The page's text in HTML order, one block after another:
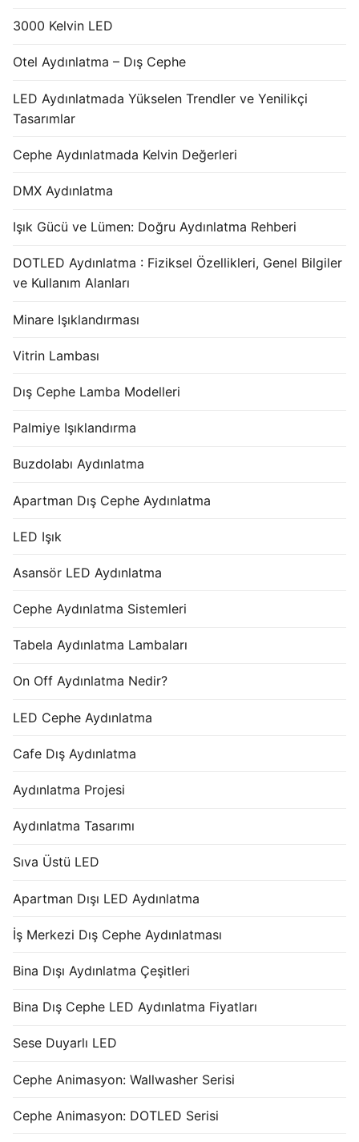
3000 Kelvin LED
Otel Aydınlatma – Dış Cephe
LED Aydınlatmada Yükselen Trendler ve Yenilikçi
Tasarımlar
Cephe Aydınlatmada Kelvin Değerleri
DMX Aydınlatma
Işık Gücü ve Lümen: Doğru Aydınlatma Rehberi
DOTLED Aydınlatma : Fiziksel Özellikleri, Genel Bilgiler
ve Kullanım Alanları
Minare Işıklandırması
Vitrin Lambası
Dış Cephe Lamba Modelleri
Palmiye Işıklandırma
Buzdolabı Aydınlatma
Apartman Dış Cephe Aydınlatma
LED Işık
Asansör LED Aydınlatma
Cephe Aydınlatma Sistemleri
Tabela Aydınlatma Lambaları
On Off Aydınlatma Nedir?
LED Cephe Aydınlatma
Cafe Dış Aydınlatma
Aydınlatma Projesi
Aydınlatma Tasarımı
Sıva Üstü LED
Apartman Dışı LED Aydınlatma
İş Merkezi Dış Cephe Aydınlatması
Bina Dışı Aydınlatma Çeşitleri
Bina Dış Cephe LED Aydınlatma Fiyatları
Sese Duyarlı LED
Cephe Animasyon: Wallwasher Serisi
Cephe Animasyon: DOTLED Serisi